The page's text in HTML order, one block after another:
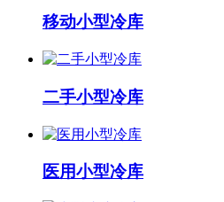
移动小型冷库
二手小型冷库
医用小型冷库